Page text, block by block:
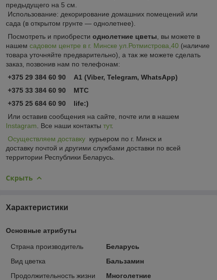
предыдущего на 5 см.
Использование: декорирование домашних помещений или
сада (в открытом грунте — однолетнее).
Посмотреть и приобрести однолетние цветы , вы можете в
нашем садовом центре в г. Минске ул.Ротмистрова,40 (наличие
товара уточняйте предварительно), а так же можете сделать
заказ, позвонив нам по телефонам:
+375 29 384 60 90 А1 (Viber, Telegram, WhatsApp)
+375 33 384 60 90 МТС
+375 25 684 60 90 life:)
Или оставив сообщения на сайте, почте или в нашем
Instagram . Все наши контакты тут.
Осуществляем доставку курьером по г. Минск и
доставку почтой и другими службами доставки по всей
территории Республики Беларусь.
Скрыть
Характеристики
Основные атрибуты
Страна производитель
Беларусь
Вид цветка
Бальзамин
Продолжительность жизни
Многолетние